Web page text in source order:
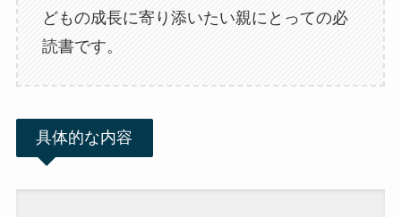
どもの成長に寄り添いたい親にとっての必
読書です。
具体的な内容